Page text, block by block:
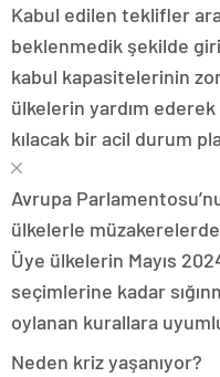
Kabul edilen teklifler
beklenmedik şekilde
kabul kapasitelerinin
ülkelerin yardım ederek
kılacak bir acil durum
Avrupa
ülkelerle
Üye ülkelerin Mayıs
seçimlerine kadar
oylanan kurallara
Neden kriz yaşanıyor?